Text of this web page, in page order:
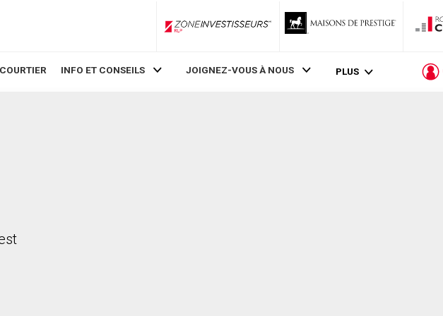
ZoneInvestisseurs RLP
INFO ET CONSEILS JOIGNEZ-VOUS À NOUS PLUS